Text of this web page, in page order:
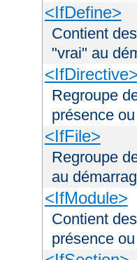
<IfDefine>
Contient
"vrai" au
<IfDirective>
Regroupe
présence
<IfFile>
Regroupe
au
<IfModule>
Contient
présence